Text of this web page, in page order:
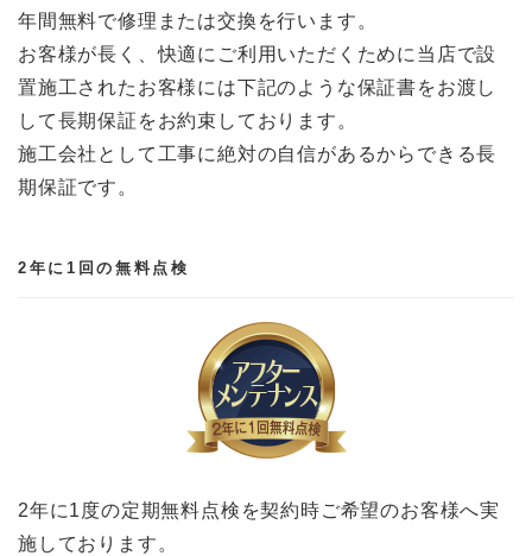
年間無料で修理または交換を行います。
お客様が長く、快適にご利用いただくために当店で設
置施工されたお客様には下記のような保証書をお渡し
して長期保証をお約束しております。
施工会社として工事に絶対の自信があるからできる長
期保証です。
2年に1回の無料点検
2年に1度の定期無料点検を契約時ご希望のお客様へ実
施しております。